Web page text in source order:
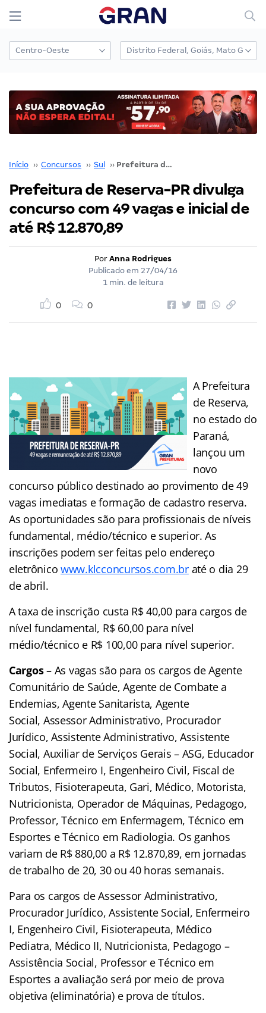
Início ›› Concursos ›› Sul ›› Prefeitura de Reserva-PR divulga concurso com 49 vagas e inicial de até R$ 12.870,89
Prefeitura de Reserva-PR divulga
concurso com 49 vagas e inicial de
até R$ 12.870,89
Por Anna Rodrigues
Publicado em 27/04/16
1 min. de leitura
0 0
A Prefeitura
de Reserva,
no estado do
Paraná,
lançou um
novo
concurso público destinado ao provimento de 49
vagas imediatas e formação de cadastro reserva.
As oportunidades são para profissionais de níveis
fundamental, médio/técnico e superior. As
inscrições podem ser feitas pelo endereço
eletrônicowww.klcconcursos.com.braté o dia 29
de abril.
A taxa de inscrição custa R$ 40,00 para cargos de
nível fundamental, R$ 60,00 para nível
médio/técnico e R$ 100,00 para nível superior.
Cargos– As vagas são para os cargos de Agente
Comunitário de Saúde, Agente de Combate a
Endemias, Agente Sanitarista, Agente
Social, Assessor Administrativo, Procurador
Jurídico, Assistente Administrativo, Assistente
Social, Auxiliar de Serviços Gerais – ASG, Educador
Social, Enfermeiro I, Engenheiro Civil, Fiscal de
Tributos, Fisioterapeuta, Gari, Médico, Motorista,
Nutricionista, Operador de Máquinas, Pedagogo,
Professor, Técnico em Enfermagem, Técnico em
Esportes e Técnico em Radiologia. Os ganhos
variam de R$ 880,00 a R$ 12.870,89, em jornadas
de trabalho de 20, 30 ou 40 horas semanais.
Para os cargos de Assessor Administrativo,
Procurador Jurídico, Assistente Social, Enfermeiro
I, Engenheiro Civil, Fisioterapeuta, Médico
Pediatra, Médico II, Nutricionista, Pedagogo –
Assistência Social, Professor e Técnico em
Esportes a avaliação será por meio de prova
objetiva (eliminatória) e prova de títulos.